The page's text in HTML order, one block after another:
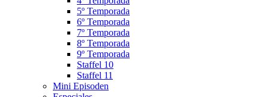
5º Temporada
6º Temporada
7º Temporada
8º Temporada
9º Temporada
Staffel 10
Staffel 11
Mini Episoden